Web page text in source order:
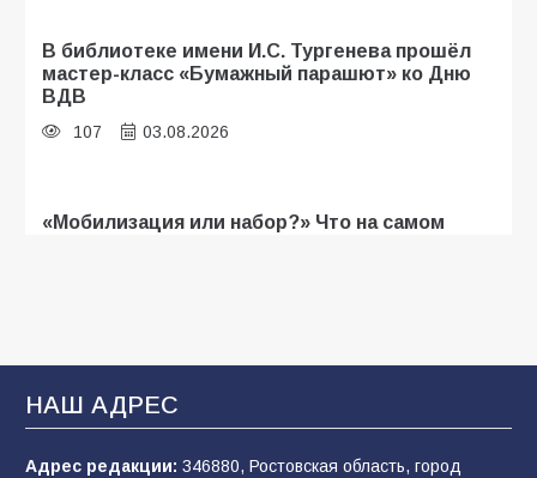
В библиотеке имени И.С. Тургенева прошёл
мастер-класс «Бумажный парашют» ко Дню
ВДВ
107 03.08.2026
«Мобилизация или набор?» Что на самом
В Батайске продолжаются дорожные работы
103 04.08.2026
НАШ АДРЕС
Адрес редакции: 346880, Ростовская область, город